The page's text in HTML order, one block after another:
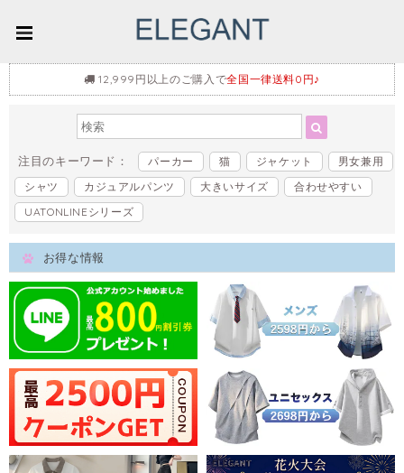
12,999円以上のご購入で全国一律送料0円♪
注目のキーワード： パーカー 猫 ジャケット
男女兼用
シャツ
カジュアルパンツ 大きいサイズ
合わせやすい
UATONLINEシリーズ
お得な情報